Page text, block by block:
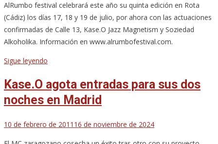
AlRumbo festival celebrará este año su quinta edición en Rota
(Cádiz) los días 17, 18 y 19 de julio, por ahora con las actuaciones
confirmadas de Calle 13, Kase.O Jazz Magnetism y Soziedad
Alkoholika. Información en www.alrumbofestival.com.
Sigue leyendo
Kase.O agota entradas para sus dos
noches en Madrid
10 de febrero de 2011 16 de noviembre de 2024